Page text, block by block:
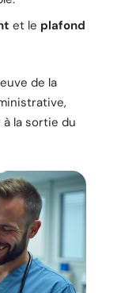
et le plafond
de la
la sortie du